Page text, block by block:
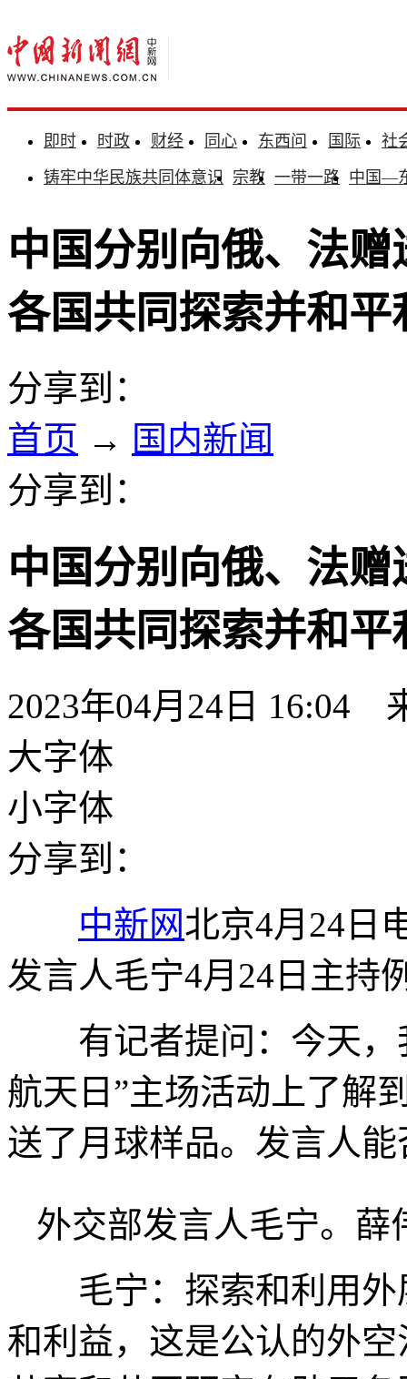
即时 时政 财经 同心 东西问 国际
社
铸牢中华民族共同体意识 宗教 一带一路 中国—
中国分别向俄、法
各国共同探索并和平
分享到：
首页 → 国内新闻
分享到：
中国分别向俄、法
各国共同探索并和平
2023年04月24日 16:04
大字体
小字体
分享到：
中新网北京4月24日
发言人毛宁4月24日主持
有记者提问：今天，
航天日”主场活动上了解
送了月球样品。发言人
外交部发言人毛宁。薛
毛宁：探索和利用外
和利益，这是公认的外